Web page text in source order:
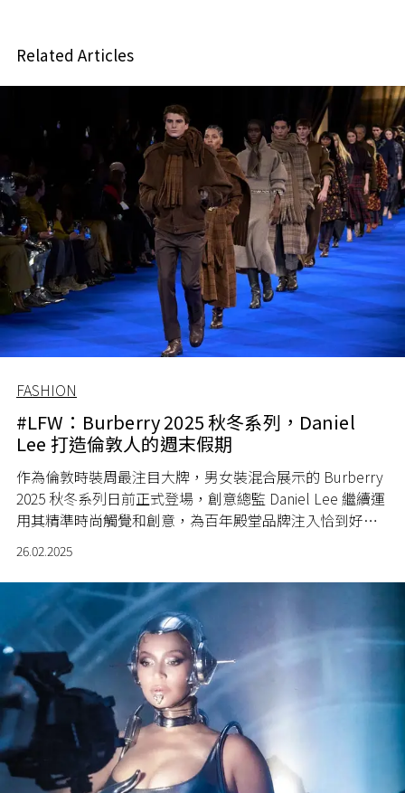
Related Articles
FASHION
#LFW：Burberry 2025 秋冬系列，Daniel
Lee 打造倫敦人的週末假期
作為倫敦時裝周最注目大牌，男女裝混合展示的 Burberry
2025 秋冬系列日前正式登場，創意總監 Daniel Lee 繼續運
用其精準時尚觸覺和創意，為百年殿堂品牌注入恰到好處
的潮流新意。
26.02.2025